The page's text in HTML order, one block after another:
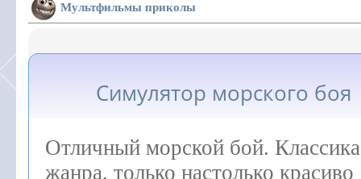
Мультфильмы приколы
Симулятор морского боя
Отличный морской бой. Классика
жанра, только настолько красиво